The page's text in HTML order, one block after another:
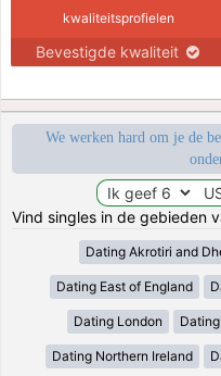
kwaliteitsprofielen
Bevestigde kwaliteit
We werken hard om je de
Vind singles in de gebieden
Dating Akrotiri and
Dating East of England
Dating London
Dating Northern Ireland